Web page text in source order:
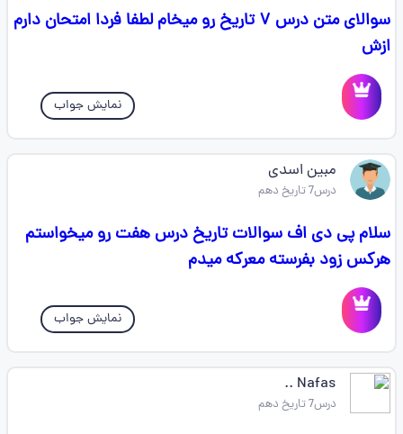
سوالای متن درس ۷ تاریخ رو میخام لطفا فردا امتحان دارم
ازش
نمایش جواب
مبین اسدی
درس7 تاریخ دهم
سلام پی دی اف سوالات تاریخ درس هفت رو میخواستم
هرکس زود بفرسته معرکه میدم
نمایش جواب
Nafas ..
درس7 تاریخ دهم